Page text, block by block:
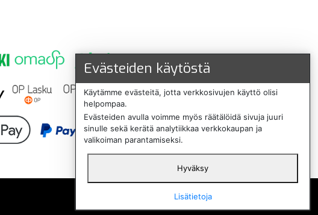
Svenska
Evästeiden käytöstä
Käytämme evästeitä, jotta verkkosivujen käyttö olisi
helpompaa.
Evästeiden avulla voimme myös räätälöidä sivuja juuri
sinulle sekä kerätä analytiikkaa verkkokaupan ja
valikoiman parantamiseksi.
Hyväksy
Lisätietoja